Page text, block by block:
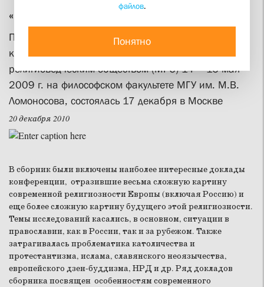
«Будущее религии в Европе»
Презентация сборника материалов международной
конференции, организованной Московским
религиоведческим обществом (МРО) 14 – 16 мая
2009 г. на философском факультете МГУ им. М.В.
Ломоносова, состоялась 17 декабря в Москве
20 декабря 2010
В сборник были включены наиболее интересные доклады
конференции, отразившие весьма сложную картину
современной религиозности Европы (включая Россию) и
еще более сложную картину будущего этой религиозности.
Темы исследований касались, в основном, ситуации в
православии, как в России, так и за рубежом. Также
затрагивалась проблематика католичества и
протестантизма, ислама, славянского неоязычества,
европейского дзен-буддизма, НРД и др. Ряд докладов
сборника посвящен особенностям современного
файлов.
Понятно